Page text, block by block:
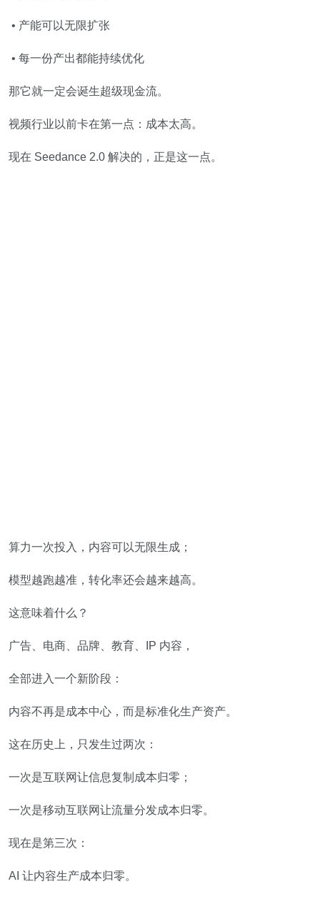
• 产能可以无限扩张
• 每一份产出都能持续优化
那它就一定会诞生超级现金流。
视频行业以前卡在第一点：成本太高。
现在 Seedance 2.0 解决的，正是这一点。
算力一次投入，内容可以无限生成；
模型越跑越准，转化率还会越来越高。
这意味着什么？
广告、电商、品牌、教育、IP 内容，
全部进入一个新阶段：
内容不再是成本中心，而是标准化生产资产。
这在历史上，只发生过两次：
一次是互联网让信息复制成本归零；
一次是移动互联网让流量分发成本归零。
现在是第三次：
AI 让内容生产成本归零。